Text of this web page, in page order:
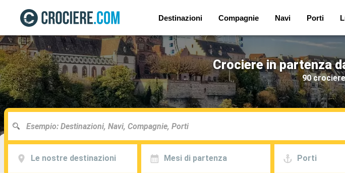
Destinazioni Compagnie Navi Porti
Crociere in partenza
90
Le nostre destinazioni Mesi di partenza Porti